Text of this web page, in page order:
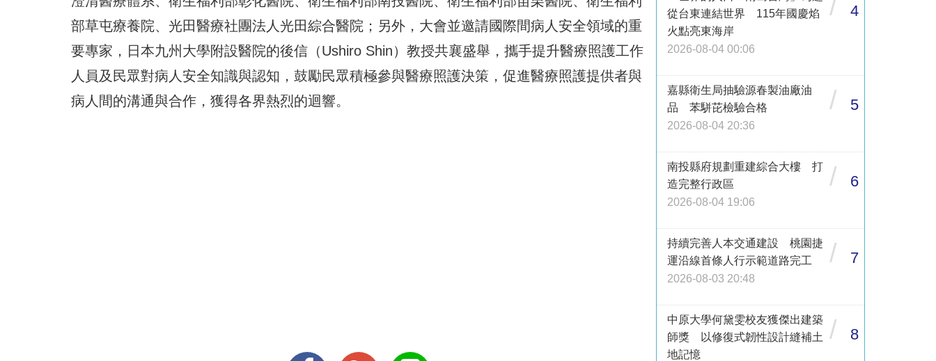
部草屯療養院、光田醫療社團法人光田綜合醫院；另外，大會並邀請國際間病人安全領域的重
要專家，日本九州大學附設醫院的後信（Ushiro Shin）教授共襄盛舉，攜手提升醫療照護工作
人員及民眾對病人安全知識與認知，鼓勵民眾積極參與醫療照護決策，促進醫療照護提供者與
病人間的溝通與合作，獲得各界熱烈的迴響。
從台東連結世界 115年國慶焰
火點亮東海岸
2026-08-04 00:06
/ 4
嘉縣衛生局抽驗源春製油廠油
品 苯駢芘檢驗合格
2026-08-04 20:36
/ 5
南投縣府規劃重建綜合大樓 打
造完整行政區
2026-08-04 19:06
/ 6
持續完善人本交通建設 桃園捷
運沿線首條人行示範道路完工
2026-08-03 20:48
/ 7
中原大學何黛雯校友獲傑出建築
師獎 以修復式韌性設計縫補土
地記憶
/ 8